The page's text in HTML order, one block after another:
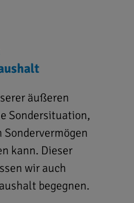
äußeren
Sondersituation,
kann. Dieser
wir auch
begegnen.